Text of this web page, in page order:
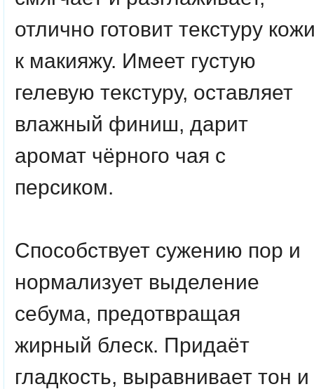
отлично готовит текстуру
к макияжу. Имеет густую
гелевую текстуру, оставляет
влажный финиш, дарит
аромат чёрного чая с
персиком.
Способствует сужению пор и
нормализует выделение
себума, предотвращая
жирный блеск. Придаёт
гладкость, выравнивает тон и